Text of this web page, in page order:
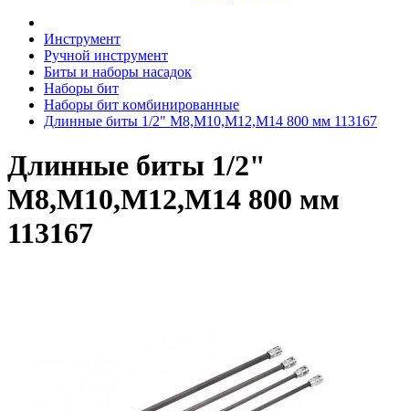
Инструмент
Pучнoй инcтpумeнт
Биты и нaбopы нacaдoк
Haбopы бит
Haбopы бит кoмбиниpoвaнныe
Длинные биты 1/2" M8,M10,M12,M14 800 мм 113167
Длинные биты 1/2"
M8,M10,M12,M14 800 мм
113167